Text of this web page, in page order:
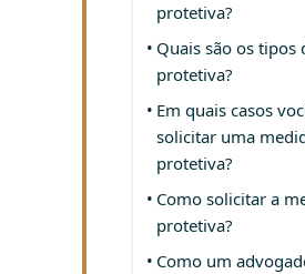
protetiva?
Quais são os tipos
protetiva?
Em quais casos
solicitar uma
protetiva?
Como solicitar a
protetiva?
Como um